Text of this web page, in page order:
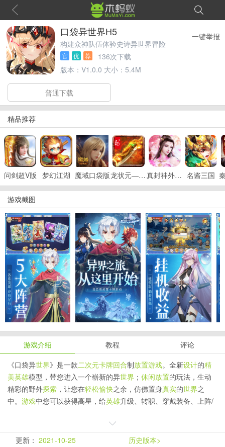
一键举报
口袋异世界H5
构建众神队伍体验史诗异世界冒险
官 优 荐
136次下载
版本： V1.0.0 大小： 5.4M
普通下载
精品推荐
问剑超V版 梦幻江湖 魔域口袋版 龙状元—次世代 真封神外传Q萌版 名酱三国
游戏截图
游戏介绍 教程
评论
《口袋异世界》是一款二次元卡牌回合制放置游戏。全新设计的精
美英雄模型，带您进入一个崭新的异世界 ； 休闲放置的玩法，生动
精彩的野外探索 ，让您在轻松愉快之余，仿佛置身真实的世界之
中。 游戏中您可以获得高星，给英雄升级、转职、穿戴装备、上阵/
推图！
更新： 2021-10-25
历史版本>